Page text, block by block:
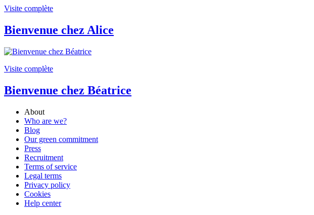
Visite complète
Bienvenue chez Alice
Visite complète
Bienvenue chez Béatrice
About
Who are we?
Blog
Our green commitment
Press
Recruitment
Terms of service
Legal terms
Privacy policy
Cookies
Help center